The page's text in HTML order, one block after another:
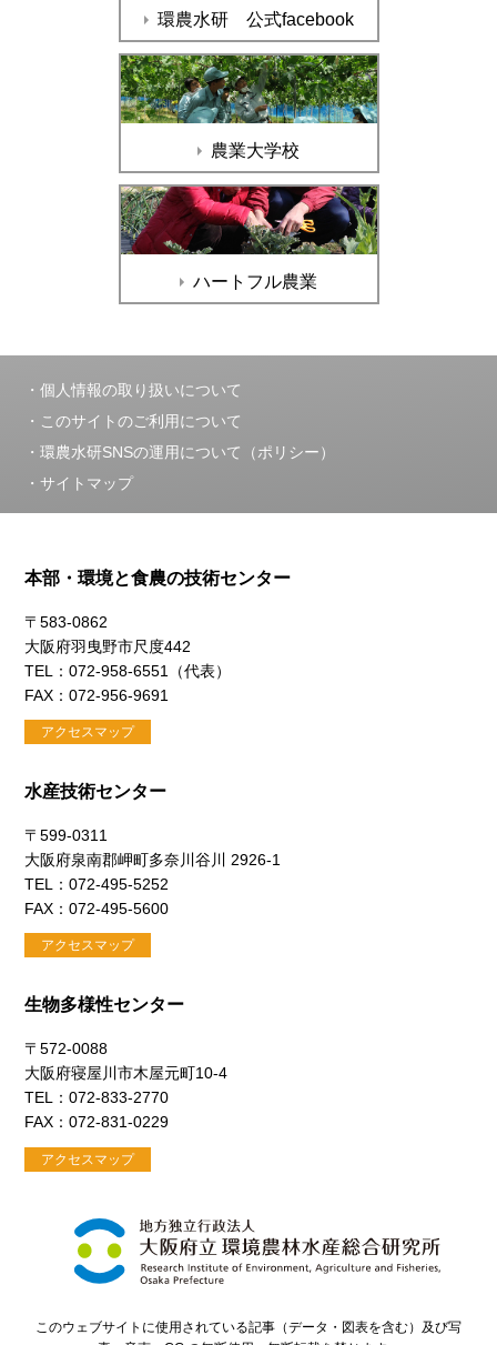
環農水研 公式facebook
農業大学校
ハートフル農業
個人情報の取り扱いについて
このサイトのご利用について
環農水研SNSの運用について（ポリシー）
サイトマップ
本部・環境と食農の技術センター
〒583-0862
大阪府羽曳野市尺度442
TEL：072-958-6551（代表）
FAX：072-956-9691
アクセスマップ
水産技術センター
〒599-0311
大阪府泉南郡岬町多奈川谷川 2926-1
TEL：072-495-5252
FAX：072-495-5600
アクセスマップ
生物多様性センター
〒572-0088
大阪府寝屋川市木屋元町10-4
TEL：072-833-2770
FAX：072-831-0229
アクセスマップ
このウェブサイトに使用されている記事（データ・図表を含む）及び写